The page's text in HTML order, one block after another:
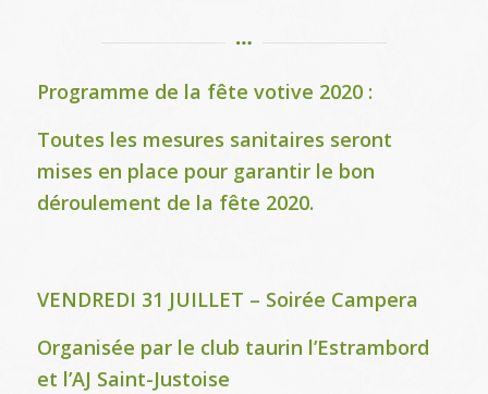
Programme de la fête votive 2020 :
Toutes les mesures sanitaires seront
mises en place pour garantir le bon
déroulement de la fête 2020.
VENDREDI 31 JUILLET – Soirée Campera
Organisée par le club taurin l’Estrambord
et l’AJ Saint-Justoise